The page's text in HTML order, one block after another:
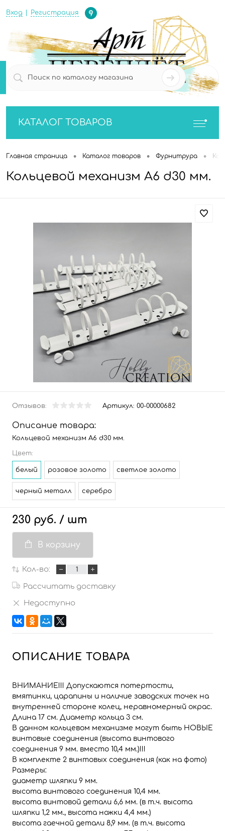
Вход Регистрация
Определение
0
КАТАЛОГ ТОВАРОВ
Главная страница • Каталог товаров • Фурнитрура •
Кольцевой механизм А6 d30 мм.
Отзывов: Артикул: 00-00000682
Описание товара:
Кольцевой механизм А6 d30 мм.
Цвет:
белый розовое золото светлое золото
черный металл серебро
230 руб. / шт
В корзину
Кол-во:
Рассчитать доставку
Недоступно
ОПИСАНИЕ ТОВАРА
ВНИМАНИЕ!!! Допускаются потертости,
вмятинки, царапины и наличие заводских точек на
внутренней стороне колец, неравномерный окрас.
Длина 17 см. Диаметр кольца 3 см.
В данном кольцевом механизме могут быть НОВЫЕ
винтовые соединения (высота винтового
соединения 9 мм. вместо 10,4 мм.)!!!
В комплекте 2 винтовых соединения (как на фото)
Размеры:
диаметр шляпки 9 мм.
высота винтового соединения 10,4 мм.
высота винтовой детали 6,6 мм. (в т.ч. высота
шляпки 1,2 мм., высота ножки 4,4 мм.)
высота гаечной детали 8,9 мм. (в т.ч. высота